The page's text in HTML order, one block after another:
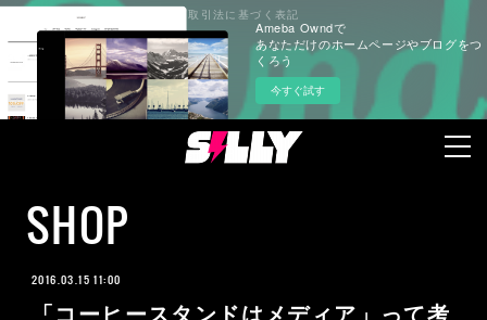
Ameba Owndで
あなただけのホームページやブログをつ
くろう
今すぐ試す
SHOP
2016.03.15 11:00
「コーヒースタンドはメディア」って考
プライバシーポリシー 特定商取引法に基づく表記